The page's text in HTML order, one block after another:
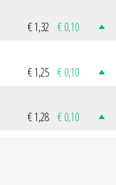
€ 1,32 € 0,10
€ 1,25 € 0,10
€ 1,28 € 0,10